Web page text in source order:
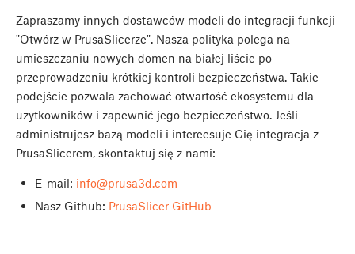
Zapraszamy innych dostawców modeli do integracji funkcji
"Otwórz w PrusaSlicerze". Nasza polityka polega na
umieszczaniu nowych domen na białej liście po
przeprowadzeniu krótkiej kontroli bezpieczeństwa. Takie
podejście pozwala zachować otwartość ekosystemu dla
użytkowników i zapewnić jego bezpieczeństwo. Jeśli
administrujesz bazą modeli i intereesuje Cię integracja z
PrusaSlicerem, skontaktuj się z nami:
E-mail: info@prusa3d.com
Nasz Github: PrusaSlicer GitHub